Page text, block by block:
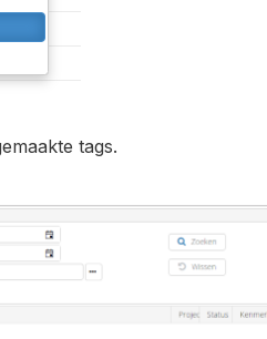
tags.